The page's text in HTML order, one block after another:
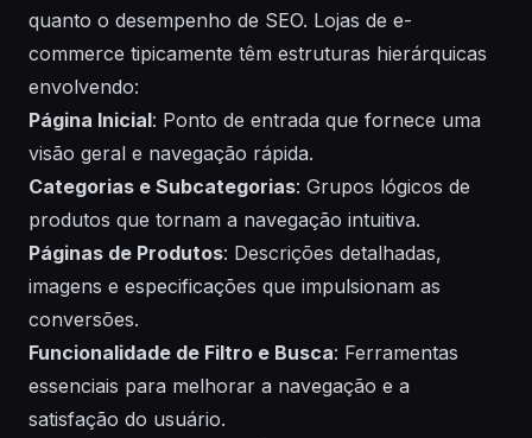
quanto o desempenho de SEO. Lojas de e-
commerce tipicamente têm estruturas hierárquicas
envolvendo:
Página Inicial: Ponto de entrada que fornece uma
visão geral e navegação rápida.
Categorias e Subcategorias: Grupos lógicos de
produtos que tornam a navegação intuitiva.
Páginas de Produtos: Descrições detalhadas,
imagens e especificações que impulsionam as
conversões.
Funcionalidade de Filtro e Busca: Ferramentas
essenciais para melhorar a navegação e a
satisfação do usuário.